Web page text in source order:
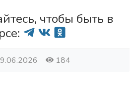
чтобы быть в
184